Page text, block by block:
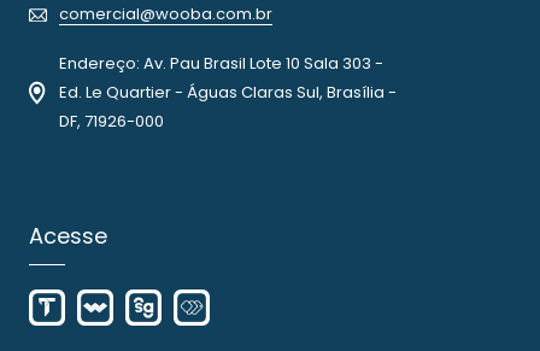
comercial@wooba.com.br
Endereço: Av. Pau Brasil Lote 10 Sala 303 -
Ed. Le Quartier - Águas Claras Sul, Brasília -
DF, 71926-000
Acesse